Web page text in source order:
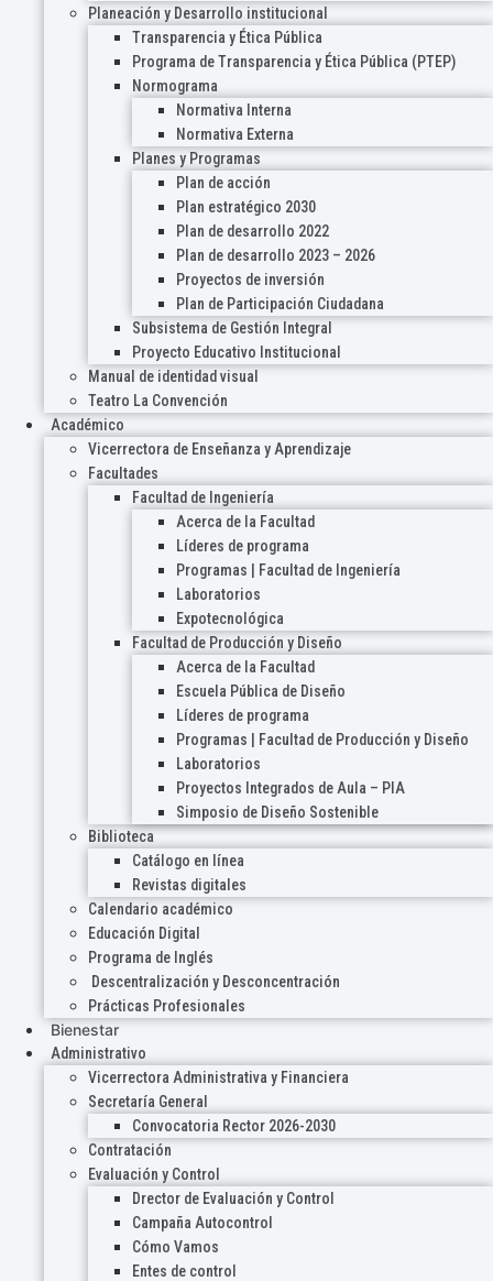
Planeación y Desarrollo institucional
Transparencia y Ética Pública
Programa de Transparencia y Ética Pública (PTEP)
Normograma
Normativa Interna
Normativa Externa
Planes y Programas
Plan de acción
Plan estratégico 2030
Plan de desarrollo 2022
Plan de desarrollo 2023 – 2026
Proyectos de inversión
Plan de Participación Ciudadana
Subsistema de Gestión Integral
Proyecto Educativo Institucional
Manual de identidad visual
Teatro La Convención
Académico
Vicerrectora de Enseñanza y Aprendizaje
Facultades
Facultad de Ingeniería
Acerca de la Facultad
Líderes de programa
Programas | Facultad de Ingeniería
Laboratorios
Expotecnológica
Facultad de Producción y Diseño
Acerca de la Facultad
Escuela Pública de Diseño
Líderes de programa
Programas | Facultad de Producción y Diseño
Laboratorios
Proyectos Integrados de Aula – PIA
Simposio de Diseño Sostenible
Biblioteca
Catálogo en línea
Revistas digitales
Calendario académico
Educación Digital
Programa de Inglés
Descentralización y Desconcentración
Prácticas Profesionales
Bienestar
Administrativo
Vicerrectora Administrativa y Financiera
Secretaría General
Convocatoria Rector 2026-2030
Contratación
Evaluación y Control
Drector de Evaluación y Control
Campaña Autocontrol
Cómo Vamos
Entes de control